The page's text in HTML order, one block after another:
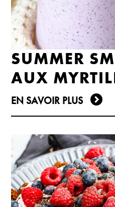
SUMMER
AUX
EN SAVOIR PLUS